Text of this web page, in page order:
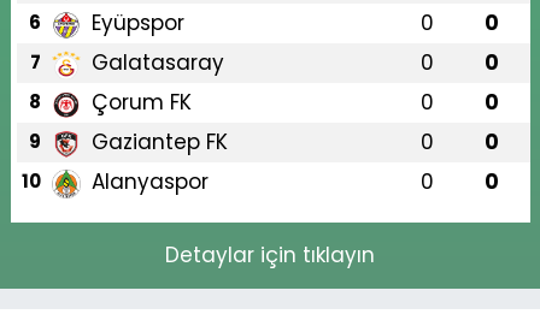
6 Eyüpspor 0 0
7 Galatasaray 0 0
8 Çorum FK 0 0
9 Gaziantep FK 0 0
10 Alanyaspor 0 0
Detaylar için tıklayın